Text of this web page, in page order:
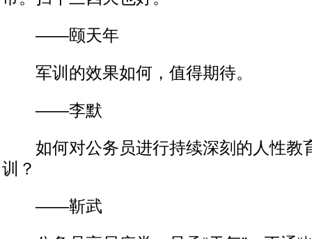
——颐天年
军训的效果如何，值得期待。
——李默
如何对公务员进行持续深刻的人性教
训？
——靳武